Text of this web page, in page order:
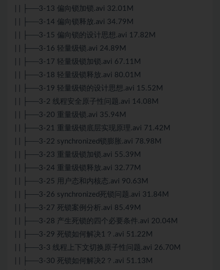
| | ├──3-13 偏向锁加锁.avi 32.01M
| | ├──3-14 偏向锁释放.avi 34.79M
| | ├──3-15 偏向锁的设计思想.avi 17.82M
| | ├──3-16 轻量级锁.avi 24.89M
| | ├──3-17 轻量级锁加锁.avi 67.11M
| | ├──3-18 轻量级锁释放.avi 80.01M
| | ├──3-19 轻量级锁的设计思想.avi 15.52M
| | ├──3-2 线程安全原子性问题.avi 14.08M
| | ├──3-20 重量级锁.avi 35.94M
| | ├──3-21 重量级锁底层实现原理.avi 71.42M
| | ├──3-22 synchronized锁膨胀.avi 78.98M
| | ├──3-23 重量级锁加锁.avi 55.39M
| | ├──3-24 重量级锁释放.avi 32.77M
| | ├──3-25 用户态和内核态.avi 90.63M
| | ├──3-26 synchronized死锁问题.avi 31.84M
| | ├──3-27 死锁案例分析.avi 85.49M
| | ├──3-28 产生死锁的四个必要条件.avi 20.04M
| | ├──3-29 死锁如何解决1？.avi 51.22M
| | ├──3-3 线程上下文切换原子性问题.avi 26.70M
| | ├──3-30 死锁如何解决2？.avi 51.13M